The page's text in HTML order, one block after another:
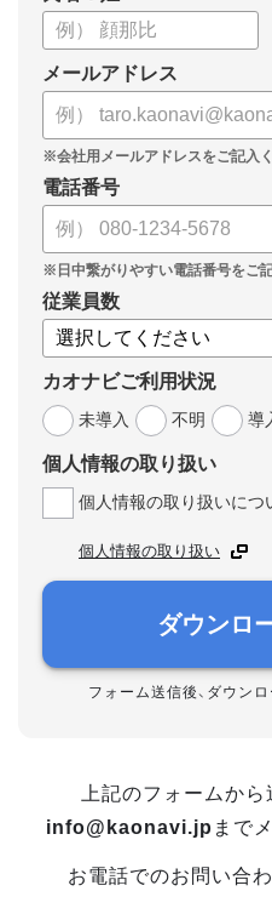
メールアドレス
電話番号
従業員数
カオナビご利用状況
未導入
不明 導
個人情報の取り扱い
個人情報の取り扱いにつ
個人情報の取り扱い
ダウンロ
フォーム送信後、ダウン
上記のフォームから
info@kaonavi.jp まで
お電話でのお問い合